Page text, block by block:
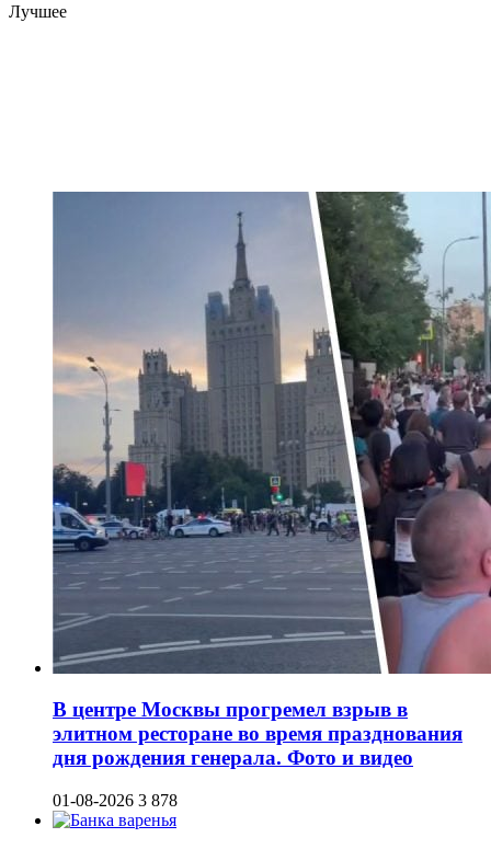
Лучшее
В центре Москвы прогремел взрыв в
элитном ресторане во время празднования
дня рождения генерала. Фото и видео
01-08-2026 3 878